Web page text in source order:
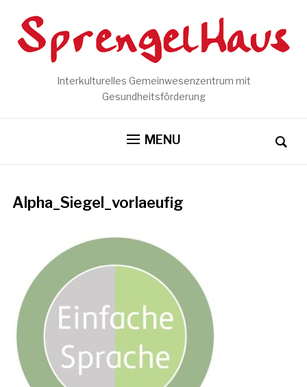
Interkulturelles Gemeinwesenzentrum mit
Gesundheitsförderung
MENU
Alpha_Siegel_vorlaeufig